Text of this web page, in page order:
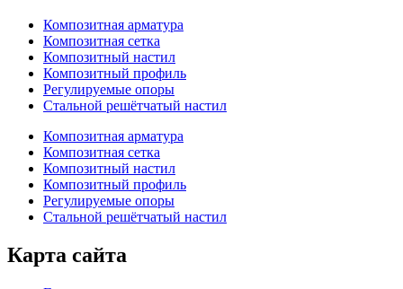
Композитная арматура
Композитная сетка
Композитный настил
Композитный профиль
Регулируемые опоры
Стальной решётчатый настил
Композитная арматура
Композитная сетка
Композитный настил
Композитный профиль
Регулируемые опоры
Стальной решётчатый настил
Карта сайта